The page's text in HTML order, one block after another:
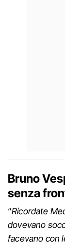
Bruno
senza
“Ricordate
dovevano
facevano con